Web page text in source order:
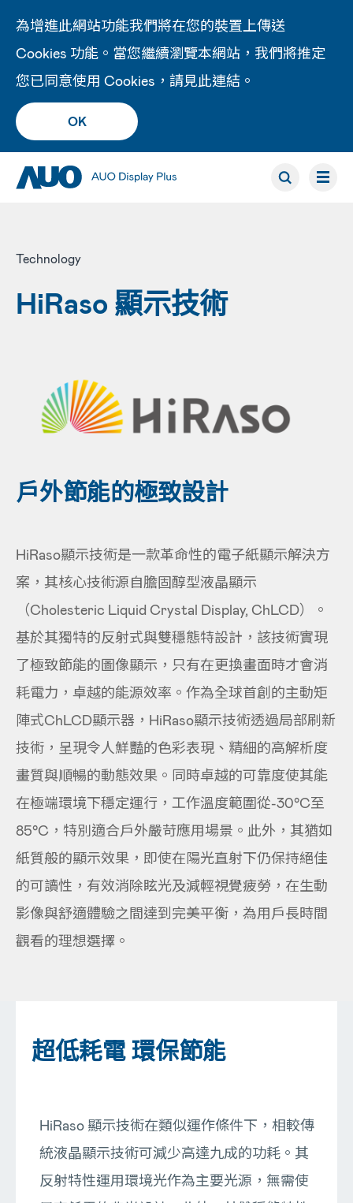
為增進此網站功能我們將在您的裝置上傳送
Cookies 功能。當您繼續瀏覽本網站，我們將推定
您已同意使用 Cookies，請見此連結 。
OK
Technology
HiRaso 顯示技術
戶外節能的極致設計
HiRaso顯示技術是一款革命性的電子紙顯示解決方
案，其核心技術源自膽固醇型液晶顯示
（Cholesteric Liquid Crystal Display, ChLCD）。
基於其獨特的反射式與雙穩態特設計，該技術實現
了極致節能的圖像顯示，只有在更換畫面時才會消
耗電力，卓越的能源效率。作為全球首創的主動矩
陣式ChLCD顯示器，HiRaso顯示技術透過局部刷新
技術，呈現令人鮮豔的色彩表現、精細的高解析度
畫質與順暢的動態效果。同時卓越的可靠度使其能
在極端環境下穩定運行，工作溫度範圍從-30°C至
85°C，特別適合戶外嚴苛應用場景。此外，其猶如
紙質般的顯示效果，即使在陽光直射下仍保持絕佳
的可讀性，有效消除眩光及減輕視覺疲勞，在生動
影像與舒適體驗之間達到完美平衡，為用戶長時間
觀看的理想選擇。
超低耗電 環保節能
HiRaso 顯示技術在類似運作條件下，相較傳
統液晶顯示技術可減少高達九成的功耗。其
反射特性運用環境光作為主要光源，無需使